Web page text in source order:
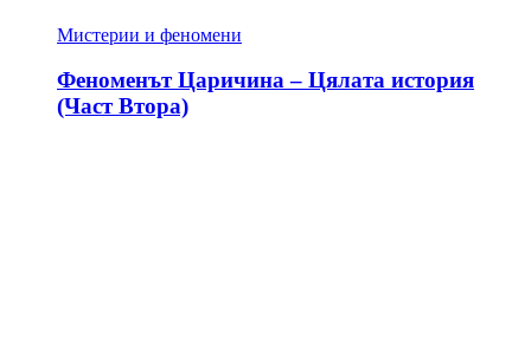
Мистерии и феномени
Феноменът Царичина – Цялата история
(Част Втора)